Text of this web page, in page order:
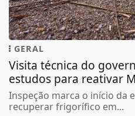
GERAL
Visita técnica do
estudos para reativar
Inspeção marca o início da
recuperar frigorífico em...